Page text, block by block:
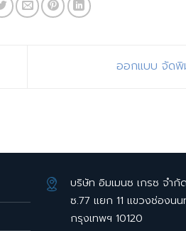
ออกแบบ จัด
บริษัท อิมเมนซ เกรซ จำกั
ซ.77 แยก 11 แขวงช่องนน
กรุงเทพฯ 10120